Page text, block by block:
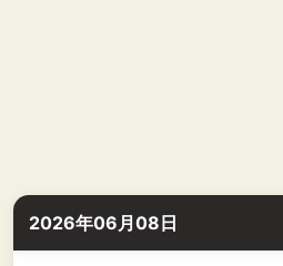
2026年06月08日